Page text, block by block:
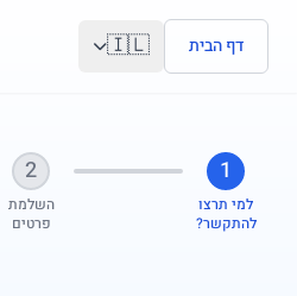
דלג לתוכן הראשי
דף הבית 🇮🇱
1
למי תרצו
להתקשר?
2
השלמת
פרטים